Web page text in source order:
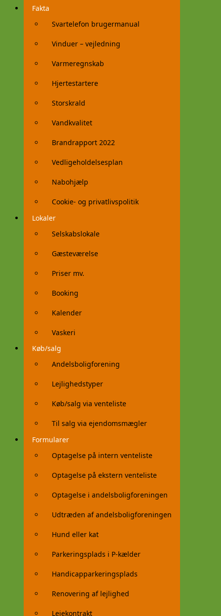
Fakta
Svartelefon brugermanual
Vinduer – vejledning
Varmeregnskab
Hjertestartere
Storskrald
Vandkvalitet
Brandrapport 2022
Vedligeholdelsesplan
Nabohjælp
Cookie- og privatlivspolitik
Lokaler
Selskabslokale
Gæsteværelse
Priser mv.
Booking
Kalender
Vaskeri
Køb/salg
Andelsboligforening
Lejlighedstyper
Køb/salg via venteliste
Til salg via ejendomsmægler
Formularer
Optagelse på intern venteliste
Optagelse på ekstern venteliste
Optagelse i andelsboligforeningen
Udtræden af andelsboligforeningen
Hund eller kat
Parkeringsplads i P-kælder
Handicapparkeringsplads
Renovering af lejlighed
Lejekontrakt